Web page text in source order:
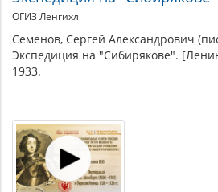
ОГИЗ Ленгихл
Семенов, Сергей Александрович
Экспедиция на "Сибирякове".
1933.